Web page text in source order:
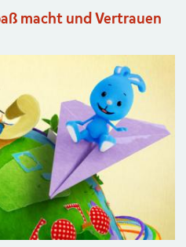
macht und Vertrauen